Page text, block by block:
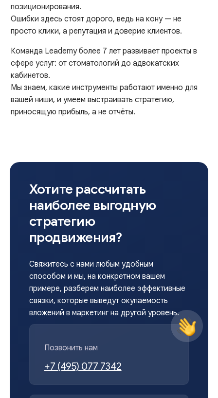
позиционирования.
Ошибки здесь стоят дорого, ведь на кону — не
просто клики, а репутация и доверие клиентов.
Команда Leademy более 7 лет развивает проекты в
сфере услуг: от стоматологий до адвокатских
кабинетов.
Мы знаем, какие инструменты работают именно для
вашей ниши, и умеем выстраивать стратегию,
приносящую прибыль, а не отчёты.
Хотите рассчитать
наиболее выгодную
стратегию
продвижения?
Свяжитесь с нами любым удобным
способом и мы, на конкретном вашем
примере, разберем наиболее эффективные
связки, которые выведут окупаемость
вложений в маркетинг на другой уровень.
Позвонить нам
+7 (495) 077 7342